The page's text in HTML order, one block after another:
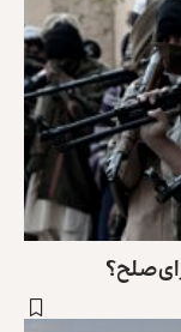
صلح؟